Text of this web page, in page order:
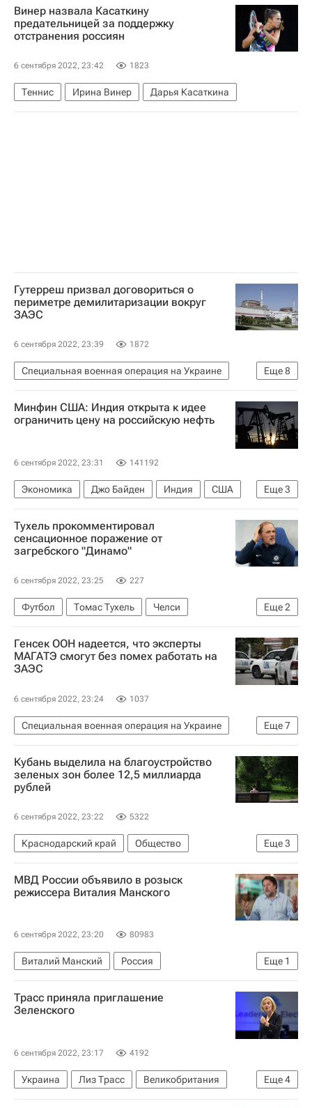
Ближний Восток
Джеймс Клеверли
Винер назвала Касаткину
предательницей за поддержку
отстранения россиян
6 сентября 2022, 23:42 1823
Теннис Ирина Винер Дарья Касаткина
Гутерреш призвал договориться о
периметре демилитаризации вокруг
ЗАЭС
6 сентября 2022, 23:39 1872
Еще8
Специальная военная операция на Украине
В мире
Антониу Гутерреш
Энергодар
Европа
Запорожская АЭС
ООН
Минфин США: Индия открыта к идее
ограничить цену на российскую нефть
6 сентября 2022, 23:31 141192
Еще3
Экономика Джо Байден Индия
США
Россия
Министерство финансов США
В мире
Тухель прокомментировал
сенсационное поражение от
загребского "Динамо"
6 сентября 2022, 23:25 227
Еще2
Футбол Томас Тухель
Челси
Лига чемпионов УЕФА 2026-2027
Динамо (Загреб)
Генсек ООН надеется, что эксперты
МАГАТЭ смогут без помех работать на
ЗАЭС
6 сентября 2022, 23:24 1037
Еще7
Специальная военная операция на Украине
В мире
Антониу Гутерреш
Энергодар
Запорожье
МАГАТЭ
Запорожская АЭС
ООН
Кубань выделила на благоустройство
зеленых зон более 12,5 миллиарда
рублей
6 сентября 2022, 23:22 5322
Еще3
Краснодарский край
Общество
Геленджик
Темрюк Россия
МВД России объявило в розыск
режиссера Виталия Манского
6 сентября 2022, 23:20 80983
Еще 1
Виталий Манский
Россия
Министерство внутренних дел РФ (МВД России)
Трасс приняла приглашение
Зеленского
6 сентября 2022, 23:17 4192
Еще4
Украина Лиз Трасс
Великобритания
Владимир Зеленский
В мире
Киев